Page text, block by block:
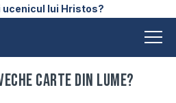
ucenicul lui Hristos?
carte din lume?